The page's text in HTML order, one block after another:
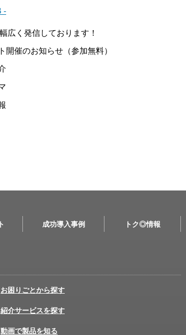
-
広く発信しております！
開催のお知らせ（参加無料）
成功導入事例 トク◎情報
お困りごとから探す
紹介サービスを探す
動画で製品を知る